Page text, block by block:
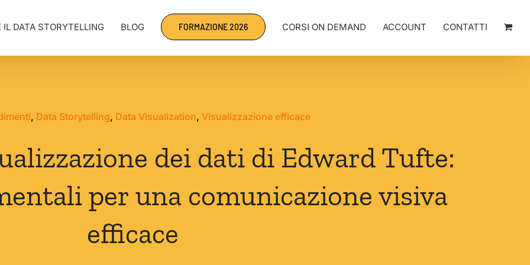
IL DATA STORYTELLING BLOG FORMAZIONE 2026 CORSI ON DEMAND ACCOUNT CONTATTI
, Data Storytelling, Data Visualization, Visualizzazione efficace
dei dati di Edward Tufte:
per una comunicazione visiva
efficace